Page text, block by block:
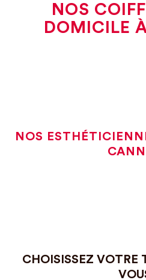
NOS
DOMICILE
NOS
CHOISISSEZ VOTRE